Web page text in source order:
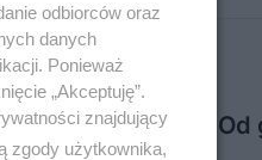
w miesiąc. Od
odbiorców oraz
danych
Ponieważ
„Akceptuję”.
znajdujący
zgody użytkownika,